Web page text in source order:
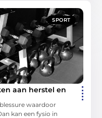
SPORT
aan herstel en
waardoor
kan een fysio in